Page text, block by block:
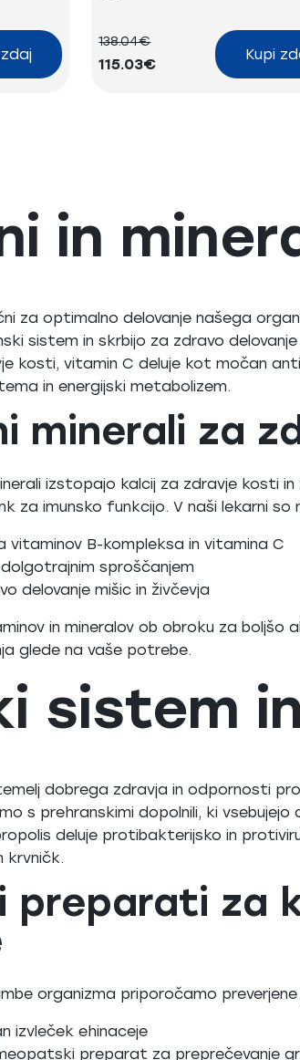
138.04€
115.03€
Kupi
in
za optimalno delovanje našega
sistem in skrbijo za zdravo
kosti, vitamin C deluje kot močan
in energijski metabolizem.
minerali za
izstopajo kalcij za zdravje kosti
za imunsko funkcijo. V naši lekarni so
vitaminov B-kompleksa in vitamina C
sproščanjem
delovanje mišic in živčevja
in mineralov ob obroku za
glede na vaše potrebe.
sistem
dobrega zdravja in odpornosti
s prehranskimi dopolnili, ki vsebujejo
deluje protibakterijsko in
krvničk.
preparati za
organizma priporočamo
izvleček ehinaceje
preparat za preprečevanje